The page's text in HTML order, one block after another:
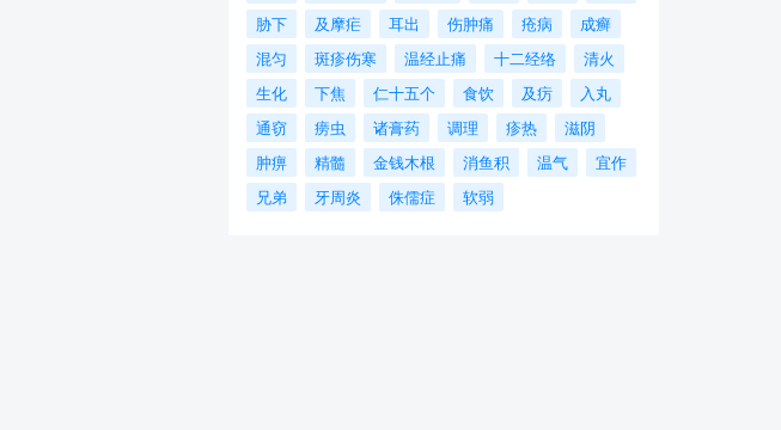
胁下
及摩疟 耳出 伤肿痛 疮病
成癣
混匀
斑疹伤寒 温经止痛 十二经络
清火
生化
下焦 仁十五个 食饮 及疠
入丸
通窃
痨虫 诸膏药 调理 疹热
滋阴
肿痹
精髓 金钱木根 消鱼积 温气
宜作
兄弟
牙周炎 侏儒症 软弱